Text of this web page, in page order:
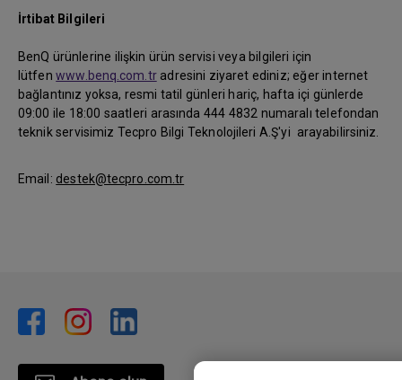
İrtibat Bilgileri
BenQ ürünlerine ilişkin ürün servisi veya bilgileri için
lütfenwww.benq.com.tradresini ziyaret ediniz; eğer internet
bağlantınız yoksa, resmi tatil günleri hariç, hafta içi günlerde
09:00 ile 18:00 saatleri arasında 444 4832 numaralı telefondan
teknik servisimiz Tecpro Bilgi Teknolojileri A.Ş'yi arayabilirsiniz.
Email: destek@tecpro.com.tr